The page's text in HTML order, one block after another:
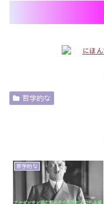
哲学的な
哲学的な